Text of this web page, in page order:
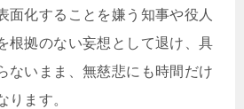
面化することを嫌う知事や役人
根拠のない妄想として退け、具
ないまま、無慈悲にも時間だけ
ります。